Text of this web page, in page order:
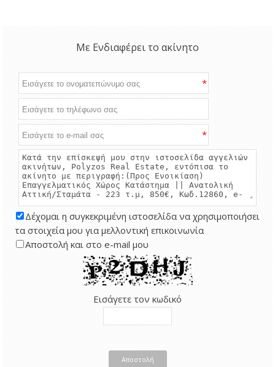
Με Ενδιαφέρει το ακίνητο
*
*
Δέχομαι η συγκεκριμένη ιστοσελίδα να χρησιμοποιήσει
τα στοιχεία μου για μελλοντική επικοινωνία
Αποστολή και στο e-mail μου
Εισάγετε τον κωδικό
Αποστολή